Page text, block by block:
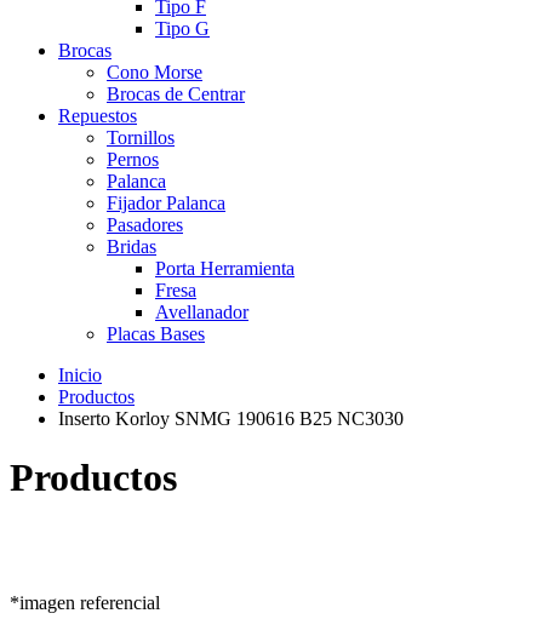
Tipo F
Tipo G
Brocas
Cono Morse
Brocas de Centrar
Repuestos
Tornillos
Pernos
Palanca
Fijador Palanca
Pasadores
Bridas
Porta Herramienta
Fresa
Avellanador
Placas Bases
Inicio
Productos
Inserto Korloy SNMG 190616 B25 NC3030
Productos
*imagen referencial